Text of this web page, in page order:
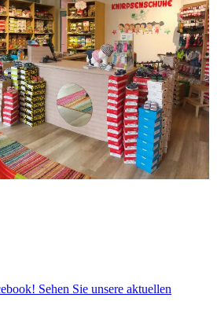
Sehen Sie unsere aktuellen